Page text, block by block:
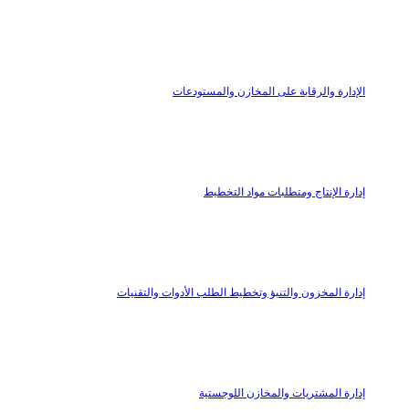
الإدارة والرقابة على المخازن والمستودعات
إدارة الإنتاج ومتطلبات مواد التخطيط
إدارة المخزون والتنبؤ وتخطيط الطلب الأدوات والتقنيات
إدارة المشتريات والمخازن اللوجستية